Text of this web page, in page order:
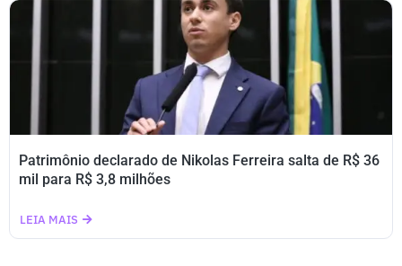
Patrimônio declarado de Nikolas Ferreira salta de R$ 36
mil para R$ 3,8 milhões
LEIA MAIS